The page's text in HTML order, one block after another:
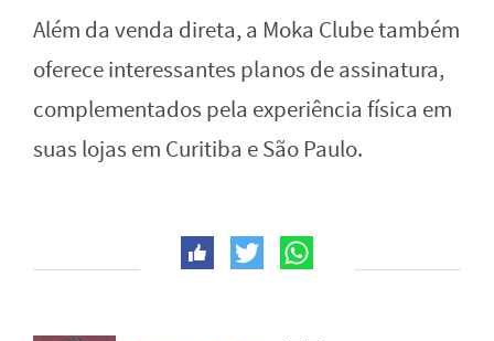
Além da venda direta, a Moka Clube também
oferece interessantes planos de assinatura,
complementados pela experiência física em
suas lojas em Curitiba e São Paulo.